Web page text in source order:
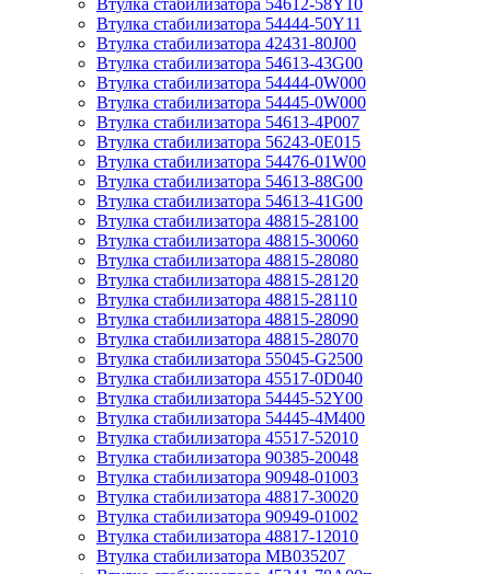
Втулка стабилизатора 54612-58Y10
Втулка стабилизатора 54444-50Y11
Втулка стабилизатора 42431-80J00
Втулка стабилизатора 54613-43G00
Втулка стабилизатора 54444-0W000
Втулка стабилизатора 54445-0W000
Втулка стабилизатора 54613-4P007
Втулка стабилизатора 56243-0E015
Втулка стабилизатора 54476-01W00
Втулка стабилизатора 54613-88G00
Втулка стабилизатора 54613-41G00
Втулка стабилизатора 48815-28100
Втулка стабилизатора 48815-30060
Втулка стабилизатора 48815-28080
Втулка стабилизатора 48815-28120
Втулка стабилизатора 48815-28110
Втулка стабилизатора 48815-28090
Втулка стабилизатора 48815-28070
Втулка стабилизатора 55045-G2500
Втулка стабилизатора 45517-0D040
Втулка стабилизатора 54445-52Y00
Втулка стабилизатора 54445-4M400
Втулка стабилизатора 45517-52010
Втулка стабилизатора 90385-20048
Втулка стабилизатора 90948-01003
Втулка стабилизатора 48817-30020
Втулка стабилизатора 90949-01002
Втулка стабилизатора 48817-12010
Втулка стабилизатора MB035207